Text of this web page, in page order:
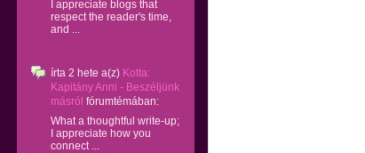
I appreciate blogs that
respect the reader's time,
and ...
írta 2 hete a(z) Kotta:
Kapitány Anni - Beszéljünk
másról fórumtémában:
What a thoughtful write-up;
I appreciate how you
connect ...